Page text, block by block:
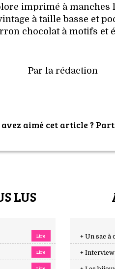
imprimé à manches
à taille basse et
chocolat à motifs et
Par la rédaction
aimé cet article ?
LUS
Lire
Lire
+ Un sac à
+ Interview